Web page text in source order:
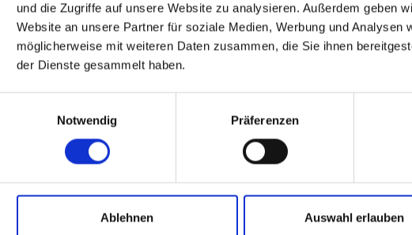
und die Zugriffe auf unsere Website zu analysieren. Außerdem geben
Website an unsere Partner für soziale Medien, Werbung und Analysen
möglicherweise mit weiteren Daten zusammen, die Sie ihnen
der Dienste gesammelt haben.
Notwendig
Präferenzen
Ablehnen Auswahl erlauben
SICH AUCH ANGESEHEN
Werde ein Teil unserer
und erhalte exklusiven
inspirierenden
Nein, danke